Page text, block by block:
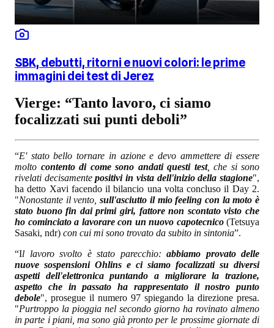
SBK, debutti, ritorni e nuovi colori: le prime
immagini dei test di Jerez
Vierge: “Tanto lavoro, ci siamo
focalizzati sui punti deboli”
“E' stato bello tornare in azione e devo ammettere di essere
molto contento di come sono andati questi test, che si sono
rivelati decisamentepositivi in vista dell'inizio della stagione",
ha detto Xavi facendo il bilancio una volta concluso il Day 2.
"Nonostante il vento,sull'asciutto il mio feeling con la moto è
stato buono fin dai primi giri, fattore non scontato visto che
ho cominciato a lavorare con un nuovo capotecnico(Tetsuya
Sasaki, ndr) con cui mi sono trovato da subito in sintonia”.
“Il lavoro svolto è stato parecchio: abbiamo provato delle
nuove sospensioni Ohlins e ci siamo focalizzati su diversi
aspetti dell'elettronica puntando a migliorare la trazione,
aspetto che in passato ha rappresentato il nostro punto
debole", prosegue il numero 97 spiegando la direzione presa.
"Purtroppo la pioggia nel secondo giorno ha rovinato almeno
in parte i piani, ma sono già pronto per le prossime giornate di